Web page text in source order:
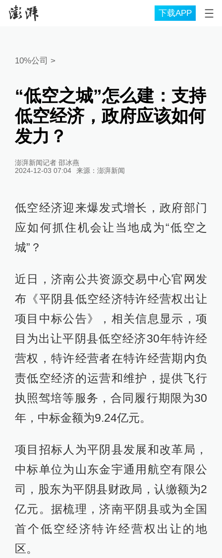
下载APP
10%公司 >
“低空之城”怎么建：支持
低空经济，政府应该如何
发力？
澎湃新闻记者 邵冰燕
2024-12-03 07:04
来源： 澎湃新闻
低空经济迎来爆发式增长，政府部门
应如何抓住机会让当地成为“低空之
城”？
近日，济南公共资源交易中心官网发
布《平阴县低空经济特许经营权出让
项目中标公告》，相关信息显示，项
目为出让平阴县低空经济30年特许经
营权，特许经营者在特许经营期内负
责低空经济的运营和维护，提供飞行
执照驾培等服务，合同履行期限为30
年，中标金额为9.24亿元。
项目招标人为平阴县发展和改革局，
中标单位为山东金宇通用航空有限公
司，股东为平阴县财政局，认缴额为2
亿元。据梳理，济南平阴县或为全国
首个低空经济特许经营权出让的地
区。